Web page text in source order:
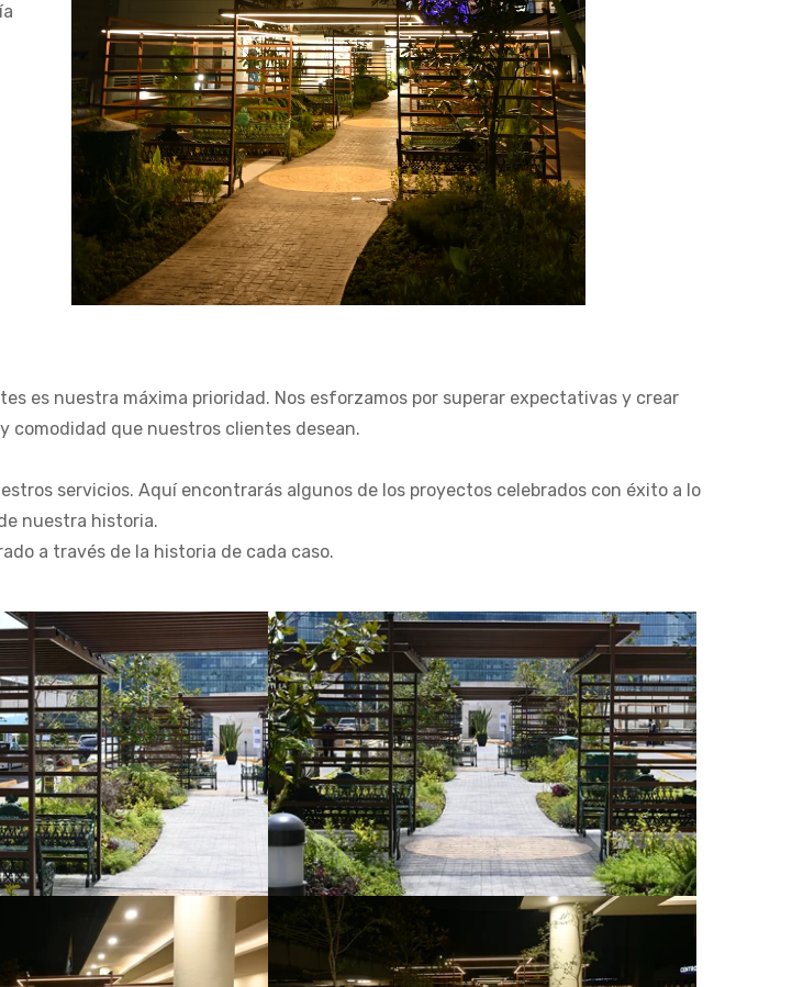
es nuestra máxima prioridad. Nos esforzamos por superar expectativas y crear
comodidad que nuestros clientes desean.
servicios. Aquí encontrarás algunos de los proyectos celebrados con éxito a lo
nuestra historia.
a través de la historia de cada caso.